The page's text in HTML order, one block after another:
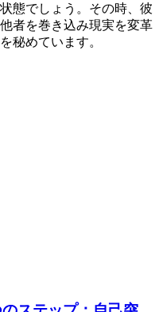
態でしょう。その時、彼
者を巻き込み現実を変革
秘めています。